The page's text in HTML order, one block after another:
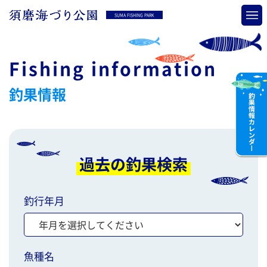
SUMA FISHING PARK
Fishing information
釣果情報
過去の釣果検索
釣行年月
魚種名